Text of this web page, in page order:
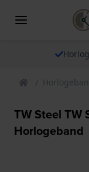
TW Steel TW
Horlogeband